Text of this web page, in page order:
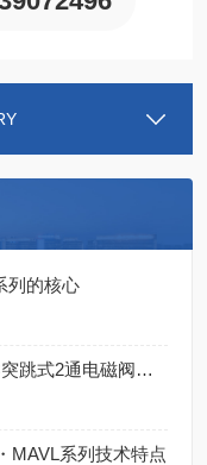
列的核心
PKA Series--日本CKD空气用先导突跳式2通电磁阀的操作规范
MAVL系列技术特点